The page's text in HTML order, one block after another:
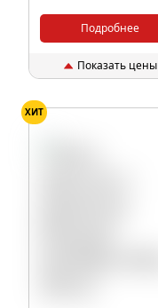
Подробнее
Показать цены
ХИТ